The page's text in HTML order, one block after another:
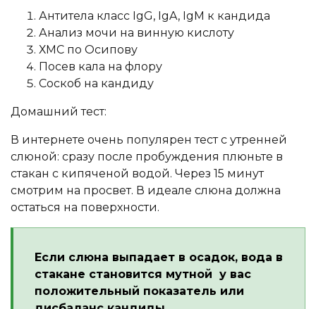
Антитела класс IgG, IgA, IgM к кандида
Анализ мочи на винную кислоту
ХМС по Осипову
Посев кала на флору
Соскоб на кандиду
Домашний тест:
В интернете очень популярен тест с утренней
слюной: сразу после пробуждения плюньте в
стакан с кипяченой водой. Через 15 минут
смотрим на просвет. В идеале слюна должна
остаться на поверхности.
Если слюна выпадает в осадок, вода в
стакане становится мутной у вас
положительный показатель или